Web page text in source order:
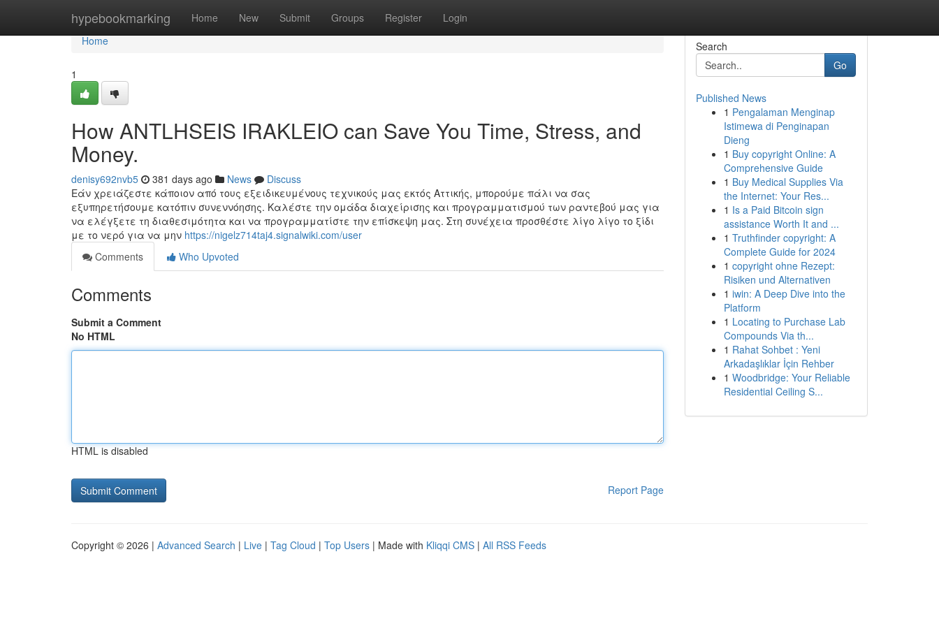
hypebookmarking Home New Submit Groups Register Login
Home
Home
1
How ANTLHSEIS IRAKLEIO can Save You Time, Stress, and
Money.
denisy692nvb5 381 days ago News
Discuss
Εάν χρειάζεστε κάποιον από τους εξειδικευμένους τεχνικούς μας εκτός Αττικής, μπορούμε πάλι να σας
εξυπηρετήσουμε κατόπιν συνεννόησης. Καλέστε την ομάδα διαχείρισης και προγραμματισμού των ραντεβού μας για
να ελέγξετε τη διαθεσιμότητα και να προγραμματίστε την επίσκεψη μας. Στη συνέχεια προσθέστε λίγο λίγο το ξίδι
με το νερό για να μην https://nigelz714taj4.signalwiki.com/user
Comments
Who Upvoted
Comments
Submit a Comment
No HTML
HTML is disabled
Report Page
Search
Go
Published News
1 Pengalaman Menginap
Istimewa di Penginapan
Dieng
1 Buy copyright Online: A
Comprehensive Guide
1 Buy Medical Supplies Via
the Internet: Your Res...
1 Is a Paid Bitcoin sign
assistance Worth It and ...
1 Truthfinder copyright: A
Complete Guide for 2024
1 copyright ohne Rezept:
Risiken und Alternativen
1 iwin: A Deep Dive into the
Platform
1 Locating to Purchase Lab
Compounds Via th...
1 Rahat Sohbet : Yeni
Arkadaşlıklar İçin Rehber
1 Woodbridge: Your Reliable
Residential Ceiling S...
Copyright © 2026 | Advanced Search | Live | Tag Cloud | Top Users | Made with Kliqqi CMS | All RSS Feeds